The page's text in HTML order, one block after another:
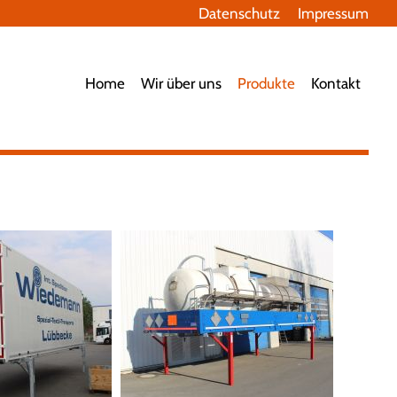
Datenschutz
Impressum
Home
Wir über uns Produkte Kontakt